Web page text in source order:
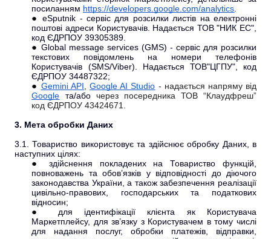
посиланням https://developers.google.com/analytics.
eSputnik - сервіс для розсилки листів на електронні
поштові адреси Користувачів. Надається ТОВ "НИК ЕС",
код ЄДРПОУ 39305389.
Global message services (GMS) - сервіс для розсилки
текстових повідомлень на номери телефонів
Користувачів (SMS/Viber). Надається ТОВ"ЦГПУ", код
ЄДРПОУ 34487322;
Gemini API,Google AI Studio - надається напряму від
Google та/або через посередника ТОВ “Клаудфреш”
код ЄДРПОУ 43424671.
3. Мета обробки Даних
3.1. Товариство використовує та здійснює обробку Даних, в
наступних цілях:
здійснення покладених на Товариство функцій,
повноважень та обов’язків у відповідності до діючого
законодавства України, а також забезпечення реалізації
цивільно-правових, господарських та податкових
відносин;
для ідентифікації клієнта як Користувача
Маркетплейсу, для зв’язку з Користувачем в тому числі
для надання послуг, обробки платежів, відправки,